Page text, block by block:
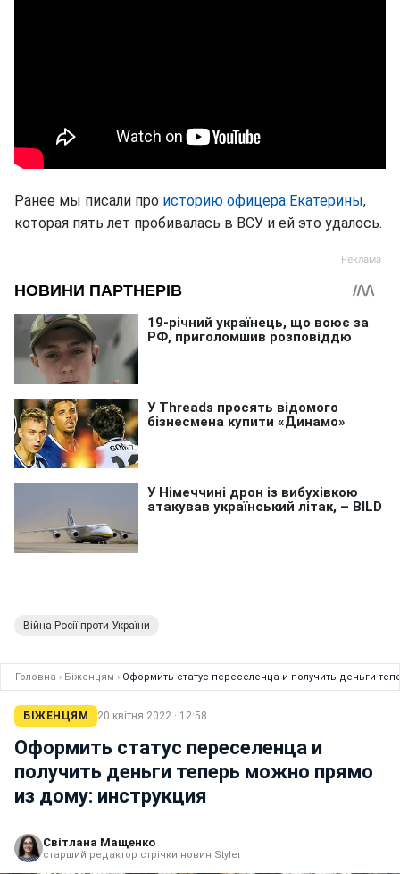
Ранее мы писали про историю офицера Екатерины,
которая пять лет пробивалась в ВСУ и ей это удалось.
Війна Росії проти України
Головна › Біженцям › Оформить статус переселенца и получить деньги
БІЖЕНЦЯМ 20 квітня 2022 · 12:58
Оформить статус переселенца и
получить деньги теперь можно прямо
из дому: инструкция
Світлана Мащенко
старший редактор стрічки новин Styler